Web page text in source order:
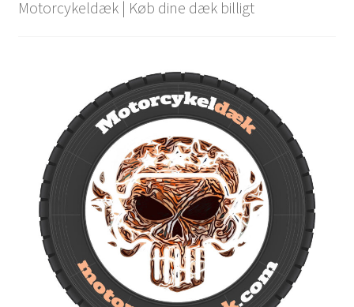
Motorcykeldæk | Køb dine dæk billigt